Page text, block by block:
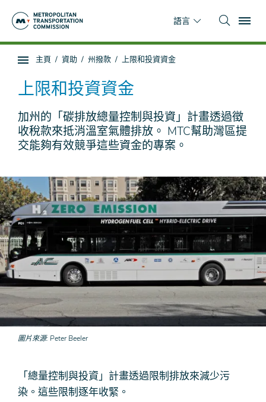
語言
子
頁
面
導
航
你
這
裡
主頁 資助 州撥款 上限和投資資金
上限和投資資金
加州的「碳排放總量控制與投資」計畫透過徵
收稅款來抵消溫室氣體排放。 MTC幫助灣區提
交能夠有效競爭這些資金的專案。
圖片來源 Peter Beeler
「總量控制與投資」計畫透過限制排放來減少污
染。這些限制逐年收緊。